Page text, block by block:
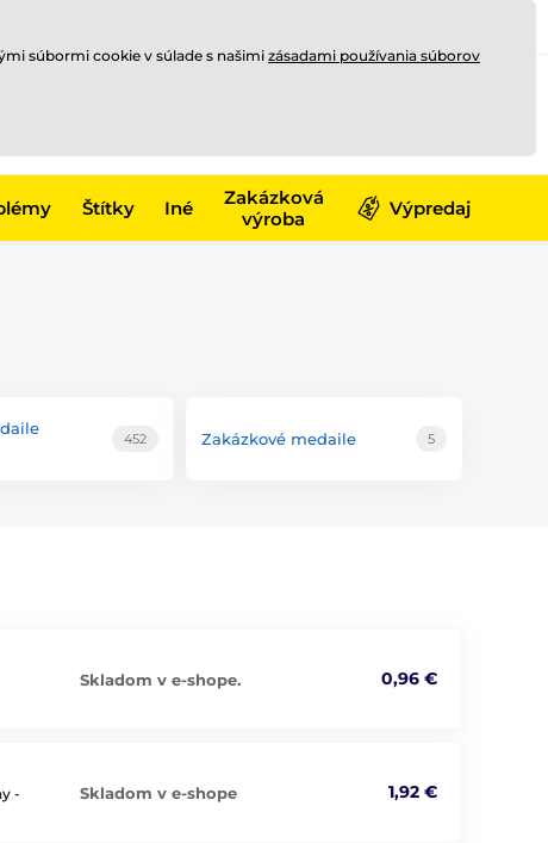
Štítky Iné
Zakázková
výroba
Výpredaj
452 Zakázkové medaile 5
Skladom v e-shope. 0,96 €
-
Skladom v e-shope 1,92 €
súbormi cookie v súlade s našimi zásadami používania súborov